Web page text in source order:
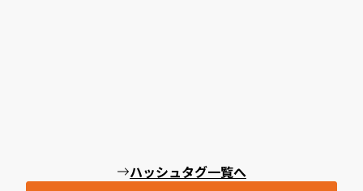
ハッシュタグ一覧へ